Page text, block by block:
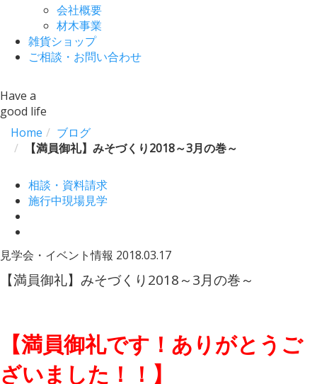
会社概要
材木事業
雑貨ショップ
ご相談・お問い合わせ
Have a
good life
Home
ブログ
【満員御礼】みそづくり2018～3月の巻～
相談・資料請求
施行中現場見学
見学会・イベント情報 2018.03.17
【満員御礼】みそづくり2018～3月の巻～
【満員御礼です！ありがとうご
ざいました！！】